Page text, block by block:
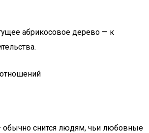
абрикосовое дерево — к
обычно снится людям, чьи любовные